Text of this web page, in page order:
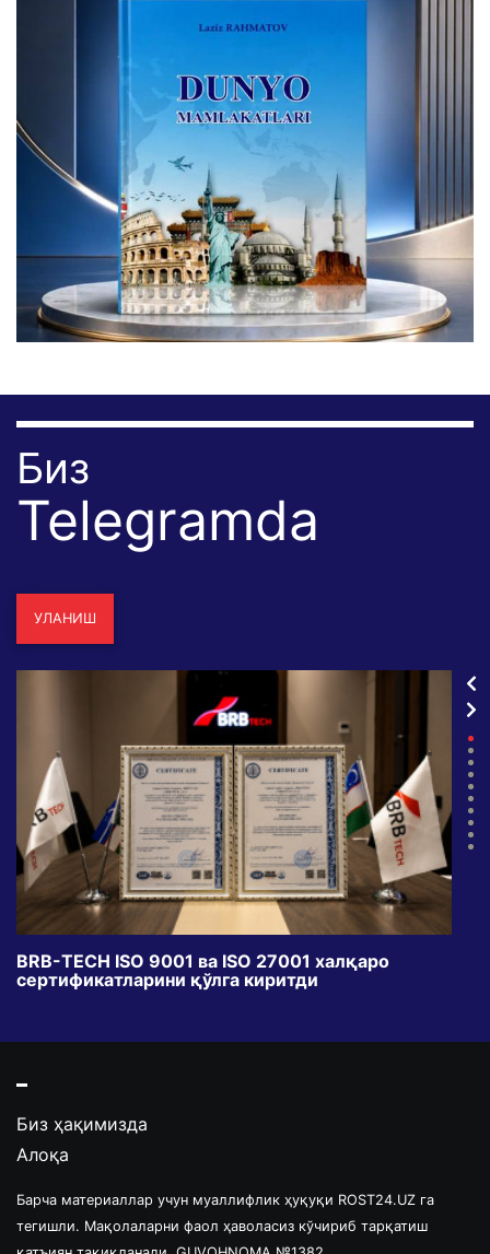
Биз
Telegramda
УЛАНИШ
BRB-TECH ISO 9001 ва ISO 27001 халқаро
сертификатларини қўлга киритди
Биз ҳақимизда
Алоқа
Барча материаллар учун муаллифлик ҳуқуқи ROST24.UZ га
тегишли. Мақолаларни фаол ҳаволасиз кўчириб тарқатиш